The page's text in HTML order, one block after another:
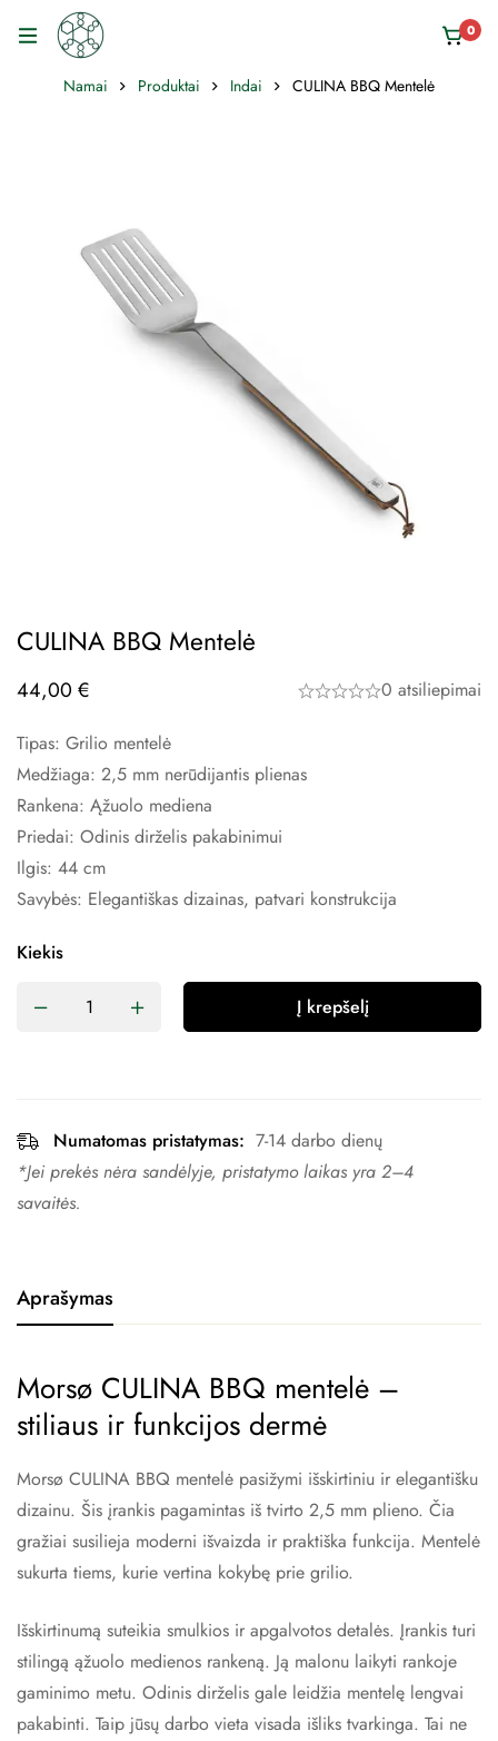
0
Namai Produktai Indai CULINA BBQ Mentelė
CULINA BBQ Mentelė
44,00 € 0 atsiliepimai
Tipas: Grilio mentelė
Medžiaga: 2,5 mm nerūdijantis plienas
Rankena: Ąžuolo mediena
Priedai: Odinis dirželis pakabinimui
Ilgis: 44 cm
Savybės: Elegantiškas dizainas, patvari konstrukcija
Kiekis
Į krepšelį
Numatomas pristatymas: 7-14 darbo dienų
*Jei prekės nėra sandėlyje, pristatymo laikas yra 2–4 ​​
savaitės.
Aprašymas
Morsø CULINA BBQ mentelė –
stiliaus ir funkcijos dermė
Morsø CULINA BBQ mentelė pasižymi išskirtiniu ir elegantišku
dizainu. Šis įrankis pagamintas iš tvirto 2,5 mm plieno. Čia
gražiai susilieja moderni išvaizda ir praktiška funkcija. Mentelė
sukurta tiems, kurie vertina kokybę prie grilio.
Išskirtinumą suteikia smulkios ir apgalvotos detalės. Įrankis turi
stilingą ąžuolo medienos rankeną. Ją malonu laikyti rankoje
gaminimo metu. Odinis dirželis gale leidžia mentelę lengvai
pakabinti. Taip jūsų darbo vieta visada išliks tvarkinga. Tai ne